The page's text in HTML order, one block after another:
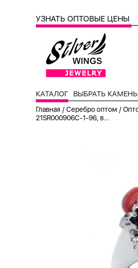
УЗНАТЬ ОПТОВЫЕ ЦЕНЫ
КАТАЛОГ ВЫБРАТЬ КАМЕНЬ
Главная /Серебро оптом /
21SR000906C-1-96, в...